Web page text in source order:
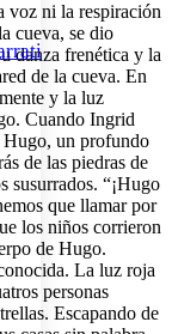
font size
font size
voz ni la respiración
cueva, se dio
danza frenética y la
de la cueva. En
y la luz
Cuando Ingrid
Hugo, un profundo
de las piedras de
susurrados. “¡Hugo
que llamar por
los niños corrieron
de Hugo.
La luz roja
personas
Escapando de